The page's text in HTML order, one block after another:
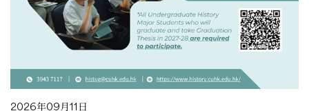
2026年09月11日